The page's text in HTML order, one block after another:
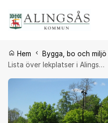
Du är här:
Hem Bygga, bo och miljö
Lista över lekplatser i Alings…